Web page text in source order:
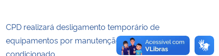
CPD realizará desligamento temporário de
equipamentos por manutenção no sistema de ar
condicionado